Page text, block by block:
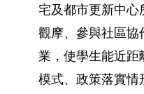
宅及都市更新中心
觀摩、參與社區協
業，使學生能近距
模式、政策落實情